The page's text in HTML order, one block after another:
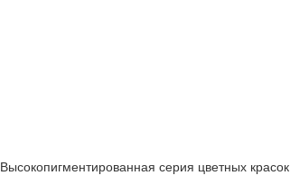
Высокопигментированная серия цветных красок